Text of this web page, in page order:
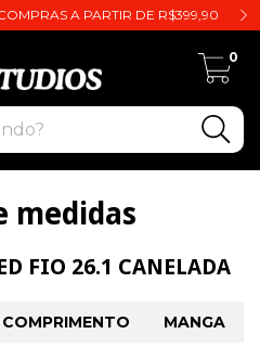
A PARTIR DE R$399,90
0
medidas
FIO 26.1 CANELADA
COMPRIMENTO MANGA